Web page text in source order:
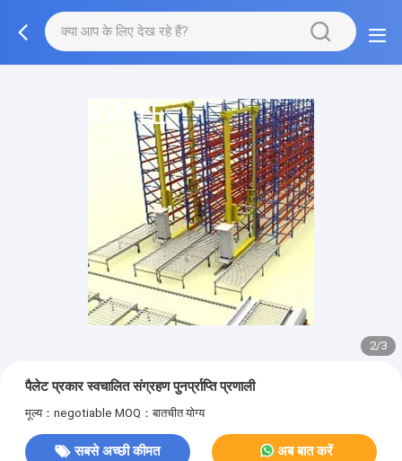
2/3
पैलेट प्रकार स्वचालित संग्रहण पुनर्प्राप्ति प्रणाली
मूल्य：negotiable MOQ：बातचीत योग्य
सबसे अच्छी कीमत अब बात करें